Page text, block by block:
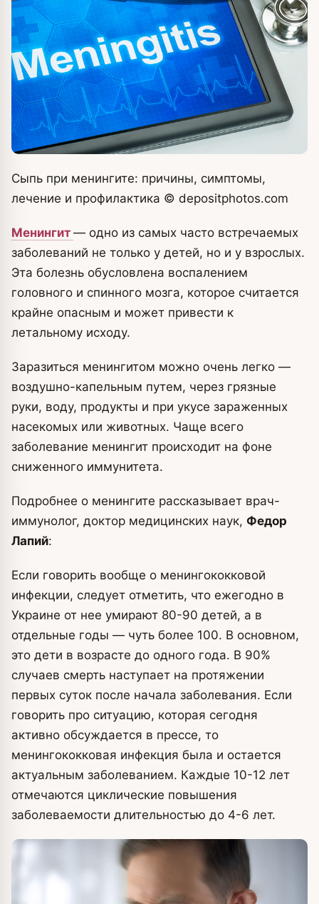
Сыпь при менингите: причины, симптомы,
лечение и профилактика © depositphotos.com
Менингит — одно из самых часто встречаемых
заболеваний не только у детей, но и у взрослых.
Эта болезнь обусловлена воспалением
головного и спинного мозга, которое считается
крайне опасным и может привести к
летальному исходу.
Заразиться менингитом можно очень легко —
воздушно-капельным путем, через грязные
руки, воду, продукты и при укусе зараженных
насекомых или животных. Чаще всего
заболевание менингит происходит на фоне
сниженного иммунитета.
Подробнее о менингите рассказывает врач-
иммунолог, доктор медицинских наук, Федор
Лапий:
Если говорить вообще о менингококковой
инфекции, следует отметить, что ежегодно в
Украине от нее умирают 80-90 детей, а в
отдельные годы — чуть более 100. В основном,
это дети в возрасте до одного года. В 90%
случаев смерть наступает на протяжении
первых суток после начала заболевания. Если
говорить про ситуацию, которая сегодня
активно обсуждается в прессе, то
менингококковая инфекция была и остается
актуальным заболеванием. Каждые 10-12 лет
отмечаются циклические повышения
заболеваемости длительностью до 4-6 лет.